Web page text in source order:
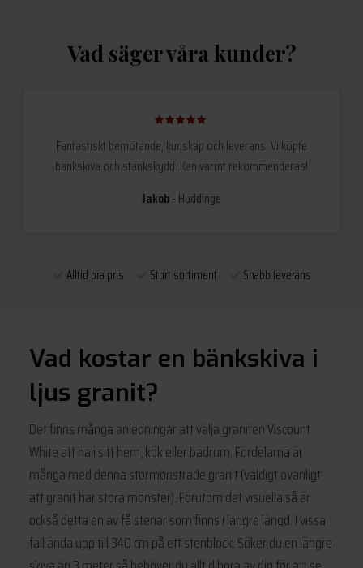
Vad säger våra kunder?
Fantastiskt bemötande, kunskap och leverans. Vi köpte
bänkskiva och stänkskydd. Kan varmt rekommenderas!
Jakob Huddinge
Alltid bra pris Stort sortiment Snabb leverans
Vad kostar en bänkskiva i
ljus granit?
Det finns många anledningar att välja graniten Viscount
White att ha i sitt hem, kök eller badrum. Fördelarna är
många med denna stormönstrade granit (väldigt ovanligt
att granit har stora mönster). Förutom det visuella så är
också detta en av få stenar som finns i längre längd. I vissa
fall ända upp till 340 cm på ett stenblock. Söker du en längre